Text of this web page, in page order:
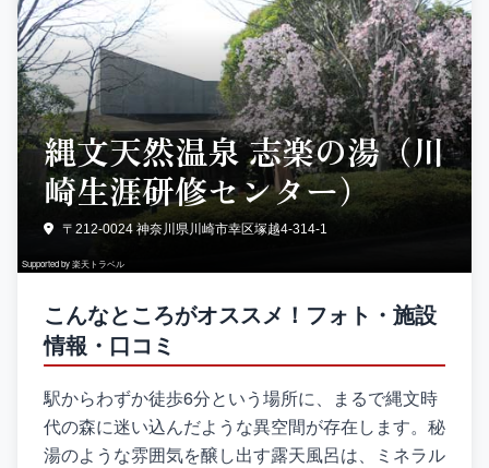
縄文天然温泉 志楽の湯（川
崎生涯研修センター）
〒212-0024 神奈川県川崎市幸区塚越4-314-1
Supported by 楽天トラベル
こんなところがオススメ！フォト・施設
情報・口コミ
駅からわずか徒歩6分という場所に、まるで縄文時
代の森に迷い込んだような異空間が存在します。秘
湯のような雰囲気を醸し出す露天風呂は、ミネラル